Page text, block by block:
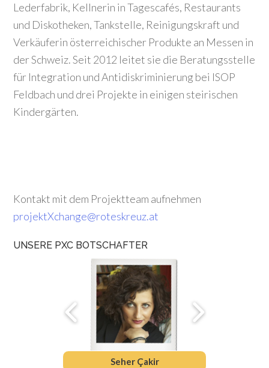
Lederfabrik, Kellnerin in Tagescafés, Restaurants
und Diskotheken, Tankstelle, Reinigungskraft und
Verkäuferin österreichischer Produkte an Messen in
der Schweiz. Seit 2012 leitet sie die Beratungsstelle
für Integration und Antidiskriminierung bei ISOP
Feldbach und drei Projekte in einigen steirischen
Kindergärten.
Kontakt mit dem Projektteam aufnehmen
projektXchange@roteskreuz.at
UNSERE PXC BOTSCHAFTER
Seher Çakir